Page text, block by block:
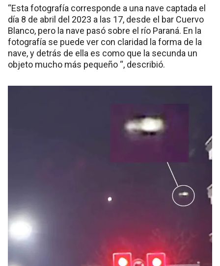
“Esta fotografía corresponde a una nave captada el
día 8 de abril del 2023 a las 17, desde el bar Cuervo
Blanco, pero la nave pasó sobre el río Paraná. En la
fotografía se puede ver con claridad la forma de la
nave, y detrás de ella es como que la secunda un
objeto mucho más pequeño “, describió.